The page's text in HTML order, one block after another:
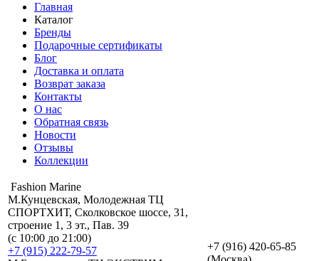
Главная
Каталог
Бренды
Подарочные сертификаты
Блог
Доставка и оплата
Возврат заказа
Контакты
О нас
Обратная связь
Новости
Отзывы
Коллекции
Fashion Marine
М.Кунцевская, Молодежная ТЦ
СПОРТХИТ, Сколковское шоссе, 31,
строение 1, 3 эт., Пав. 39
(с 10:00 до 21:00)
+7 (915) 222-79-57
+7 (916) 420-65-85